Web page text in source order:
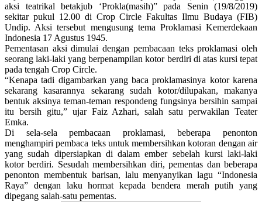
aksi teatrikal betakjub ‘Prokla(masih)” pada Senin (19/8/2019)
sekitar pukul 12.00 di Crop Circle Fakultas Ilmu Budaya (FIB)
Undip. Aksi tersebut mengusung tema Proklamasi Kemerdekaan
Indonesia 17 Agustus 1945.
Pementasan aksi dimulai dengan pembacaan teks proklamasi oleh
seorang laki-laki yang berpenampilan kotor berdiri di atas kursi tepat
pada tengah Crop Circle.
“Kenapa tadi digambarkan yang baca proklamasinya kotor karena
sekarang kasarannya sekarang sudah kotor/dilupakan, makanya
bentuk aksinya teman-teman respondeng fungsinya bersihin sampai
itu bersih gitu,” ujar Faiz Azhari, salah satu perwakilan Teater
Emka.
Di sela-sela pembacaan proklamasi, beberapa penonton
menghampiri pembaca teks untuk membersihkan kotoran dengan air
yang sudah dipersiapkan di dalam ember sebelah kursi laki-laki
kotor berdiri. Sesudah membersihkan diri, pementas dan beberapa
penonton membentuk barisan, lalu menyanyikan lagu “Indonesia
Raya” dengan laku hormat kepada bendera merah putih yang
dipegang salah-satu pementas.